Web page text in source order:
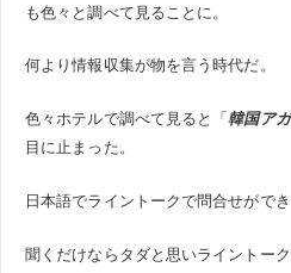
も色々と調べて見ることに。
何より情報収集が物を言う時代だ。
色々ホテルで調べて見ると「韓国ア
目に止まった。
日本語でライントークで問合せができ
聞くだけならタダと思いライントー